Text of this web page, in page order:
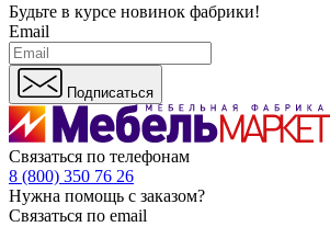
Будьте в курсе новинок фабрики!
Email
Подписаться
Связаться по телефонам
8 (800) 350 76 26
Нужна помощь с заказом?
Связаться по email